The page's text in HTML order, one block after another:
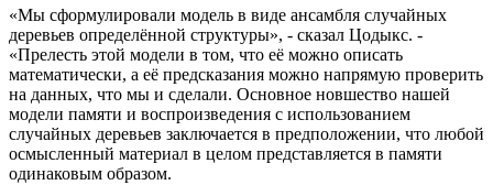
«Мы сформулировали модель в виде ансамбля случайных
деревьев определённой структуры», - сказал Цодыкс. -
«Прелесть этой модели в том, что её можно описать
математически, а её предсказания можно напрямую проверить
на данных, что мы и сделали. Основное новшество нашей
модели памяти и воспроизведения с использованием
случайных деревьев заключается в предположении, что любой
осмысленный материал в целом представляется в памяти
одинаковым образом.